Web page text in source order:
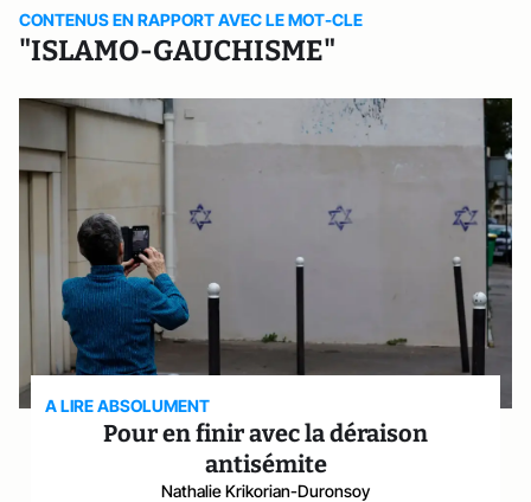
CONTENUS EN RAPPORT AVEC LE MOT-CLE
"ISLAMO-GAUCHISME"
A LIRE ABSOLUMENT
Pour en finir avec la déraison
antisémite
Nathalie Krikorian-Duronsoy